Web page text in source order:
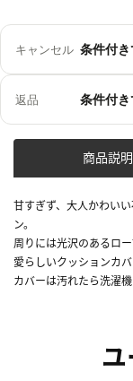
キャンセル 条件付き
返品 条件付き
商品説明
甘すぎず、大人かわい
ン。
周りには光沢のあるロ
愛らしいクッションカバ
カバーは汚れたら洗濯